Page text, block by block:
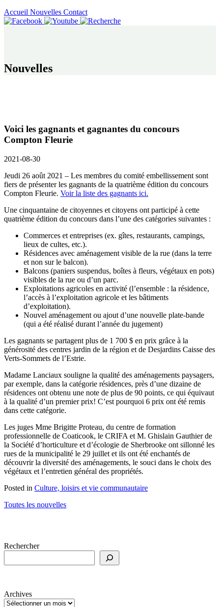
Accueil Nouvelles Contact
Nouvelles
Voici les gagnants et gagnantes du concours
Compton Fleurie
2021-08-30
Jeudi 26 août 2021 – Les membres du comité embellissement sont
fiers de présenter les gagnants de la quatrième édition du concours
Compton Fleurie. Voir la liste des gagnants ici.
Une cinquantaine de citoyennes et citoyens ont participé à cette
quatrième édition du concours dans l’une des catégories suivantes :
Commerces et entreprises (ex. gîtes, restaurants, campings,
lieux de cultes, etc.).
Résidences avec aménagement visible de la rue (dans la terre
et non sur le balcon).
Balcons (paniers suspendus, boîtes à fleurs, végétaux en pots)
visibles de la rue ou d’un parc.
Exploitations agricoles en activité (l’ensemble : la résidence,
l’accès à l’exploitation agricole et les bâtiments
d’exploitation).
Nouvel aménagement ou ajout d’une nouvelle plate-bande
(qui a été réalisé durant l’année du jugement)
Les gagnants se partagent plus de 1 700 $ en prix grâce à la
générosité des centres jardin de la région et de Desjardins Caisse des
Verts-Sommets de l’Estrie.
Madame Lanciaux souligne la qualité des aménagements paysagers,
par exemple, dans la catégorie résidences, près d’une dizaine de
résidences ont obtenu une note de plus de 90 points, ce qui équivaut
à la qualité d’un premier prix! C’est pourquoi 6 prix ont été remis
dans cette catégorie.
Les juges Mme Brigitte Proteau, du centre de formation
professionnelle de Coaticook, le CRIFA et M. Ghislain Gauthier de
la Société d’horticulture et d’écologie de Sherbrooke ont sillonné les
rues de la municipalité le 29 juillet et ils ont été enchantés de
découvrir la diversité des aménagements, le souci dans le choix des
végétaux et l’entretien général des propriétés.
Posted in Culture, loisirs et vie communautaire
Toutes les nouvelles
Rechercher
Archives